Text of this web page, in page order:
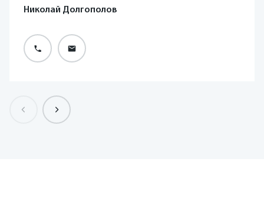
Николай Долгополов